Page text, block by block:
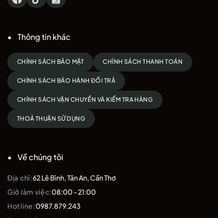
Thông tin khác
CHÍNH SÁCH BẢO MẬT CHÍNH SÁCH THANH TOÁN
CHÍNH SÁCH BẢO HÀNH ĐỔI TRẢ
CHÍNH SÁCH VẬN CHUYỂN VÀ KIỂM TRA HÀNG
THOẢ THUẬN SỬ DỤNG
Về chúng tôi
Địa chỉ:62 Lê Bình, Tân An, Cần Thơ
Giờ làm việc:08:00 - 21:00
Hotline:0987.879.243